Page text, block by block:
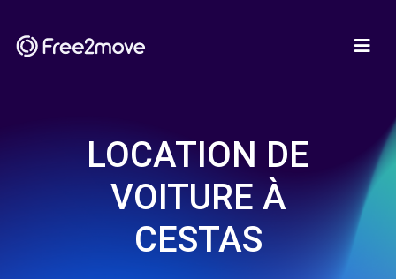
LOCATION DE
VOITURE À
CESTAS